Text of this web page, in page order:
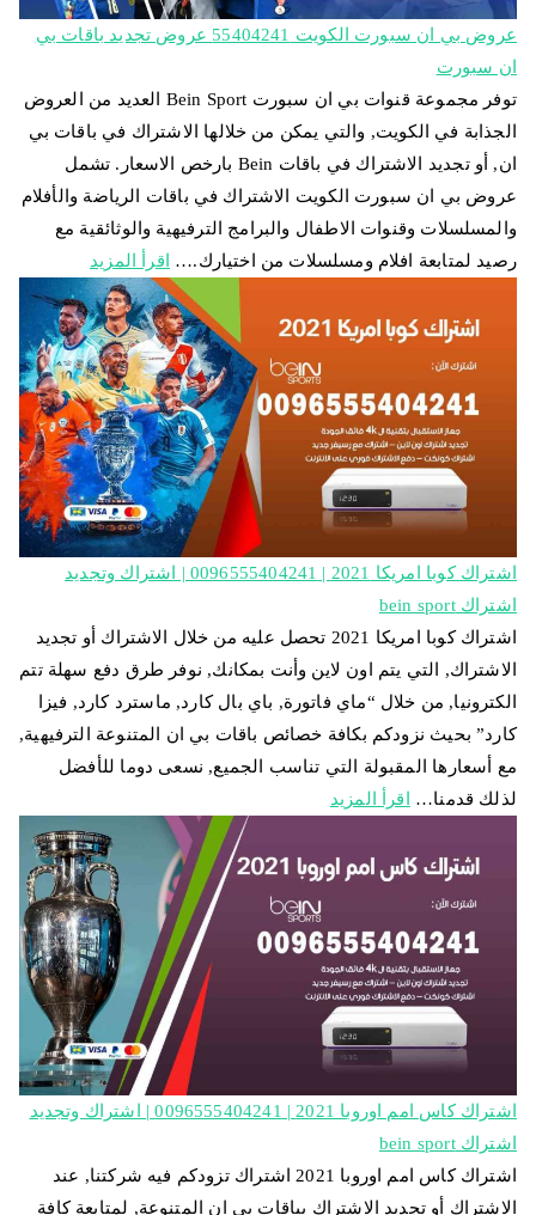
عروض بي ان سبورت الكويت 55404241 عروض تجديد باقات بي
ان سبورت
توفر مجموعة قنوات بي ان سبورت Bein Sport العديد من العروض
الجذابة في الكويت, والتي يمكن من خلالها الاشتراك في باقات بي
ان, أو تجديد الاشتراك في باقات Bein بارخص الاسعار. تشمل
عروض بي ان سبورت الكويت الاشتراك في باقات الرياضة والأفلام
والمسلسلات وقنوات الاطفال والبرامج الترفيهية والوثائقية مع
رصيد لمتابعة افلام ومسلسلات من اختيارك.…
اقرأ المزيد
اشتراك كوبا امريكا 2021 | 0096555404241 | اشتراك وتجديد
اشتراك bein sport
اشتراك كوبا امريكا 2021 تحصل عليه من خلال الاشتراك أو تجديد
الاشتراك, التي يتم اون لاين وأنت بمكانك, نوفر طرق دفع سهلة تتم
الكترونيا, من خلال “ماي فاتورة, باي بال كارد, ماسترد كارد, فيزا
كارد” بحيث نزودكم بكافة خصائص باقات بي ان المتنوعة الترفيهية,
مع أسعارها المقبولة التي تناسب الجميع, نسعى دوما للأفضل
لذلك قدمنا…
اقرأ المزيد
اشتراك كاس امم اوروبا 2021 | 0096555404241 | اشتراك وتجديد
اشتراك bein sport
اشتراك كاس امم اوروبا 2021 اشتراك تزودكم فيه شركتنا, عند
الاشتراك أو تجديد الاشتراك بباقات بي ان المتنوعة, لمتابعة كافة